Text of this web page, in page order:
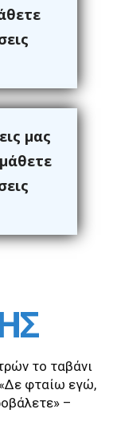
μας
το ταβάνι
φταίω εγώ,
–